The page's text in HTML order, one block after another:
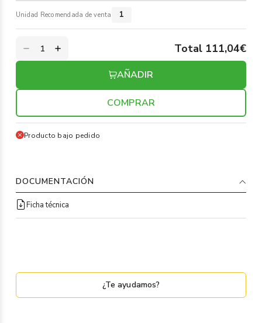
Unidad Recomendada de venta 1
Total 111,04€
AÑADIR
COMPRAR
Producto bajo pedido
DOCUMENTACIÓN
Ficha técnica
¿Te ayudamos?